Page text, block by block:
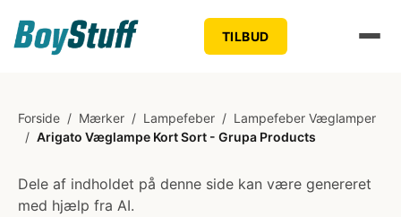
TILBUD
Forside / Mærker / Lampefeber / Lampefeber Væglamper
/ Arigato Væglampe Kort Sort - Grupa Products
Dele af indholdet på denne side kan være genereret
med hjælp fra AI.